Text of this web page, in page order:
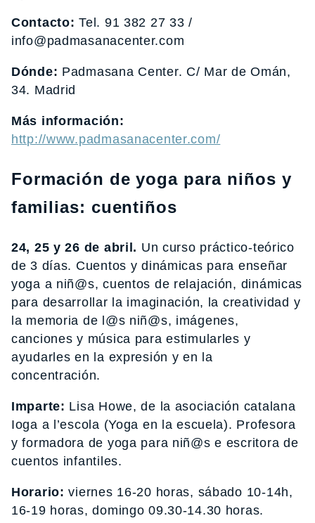
Contacto: Tel. 91 382 27 33 /
info@padmasanacenter.com
Dónde: Padmasana Center. C/ Mar de Omán,
34. Madrid
Más información:
http://www.padmasanacenter.com/
Formación de yoga para niños y
familias: cuentiños
24, 25 y 26 de abril. Un curso práctico-teórico
de 3 días. Cuentos y dinámicas para enseñar
yoga a niñ@s, cuentos de relajación, dinámicas
para desarrollar la imaginación, la creatividad y
la memoria de l@s niñ@s, imágenes,
canciones y música para estimularles y
ayudarles en la expresión y en la
concentración.
Imparte: Lisa Howe, de la asociación catalana
Ioga a l’escola (Yoga en la escuela). Profesora
y formadora de yoga para niñ@s e escritora de
cuentos infantiles.
Horario: viernes 16-20 horas, sábado 10-14h,
16-19 horas, domingo 09.30-14.30 horas.